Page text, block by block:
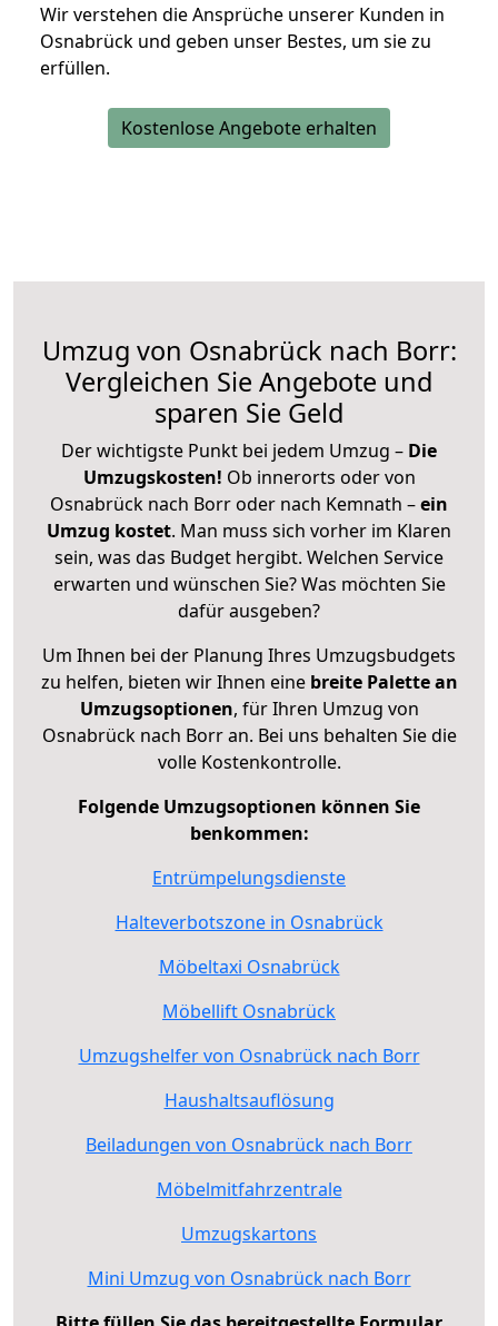
Wir verstehen die Ansprüche unserer Kunden in
Osnabrück und geben unser Bestes, um sie zu
erfüllen.
Kostenlose Angebote erhalten
Umzug von Osnabrück nach Borr:
Vergleichen Sie Angebote und
sparen Sie Geld
Der wichtigste Punkt bei jedem Umzug – Die
Umzugskosten! Ob innerorts oder von
Osnabrück nach Borr oder nach Kemnath –ein
Umzug kostet. Man muss sich vorher im Klaren
sein, was das Budget hergibt. Welchen Service
erwarten und wünschen Sie? Was möchten Sie
dafür ausgeben?
Um Ihnen bei der Planung Ihres Umzugsbudgets
zu helfen, bieten wir Ihnen eine breite Palette an
Umzugsoptionen, für Ihren Umzug von
Osnabrück nach Borr an. Bei uns behalten Sie die
volle Kostenkontrolle.
Folgende Umzugsoptionen können Sie
benkommen:
Entrümpelungsdienste
Halteverbotszone in Osnabrück
Möbeltaxi Osnabrück
Möbellift Osnabrück
Umzugshelfer von Osnabrück nach Borr
Haushaltsauflösung
Beiladungen von Osnabrück nach Borr
Möbelmitfahrzentrale
Umzugskartons
Mini Umzug von Osnabrück nach Borr